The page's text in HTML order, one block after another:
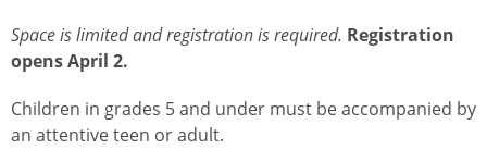
Space is limited and registration is required. Registration
opens April 2.
Children in grades 5 and under must be accompanied by
an attentive teen or adult.